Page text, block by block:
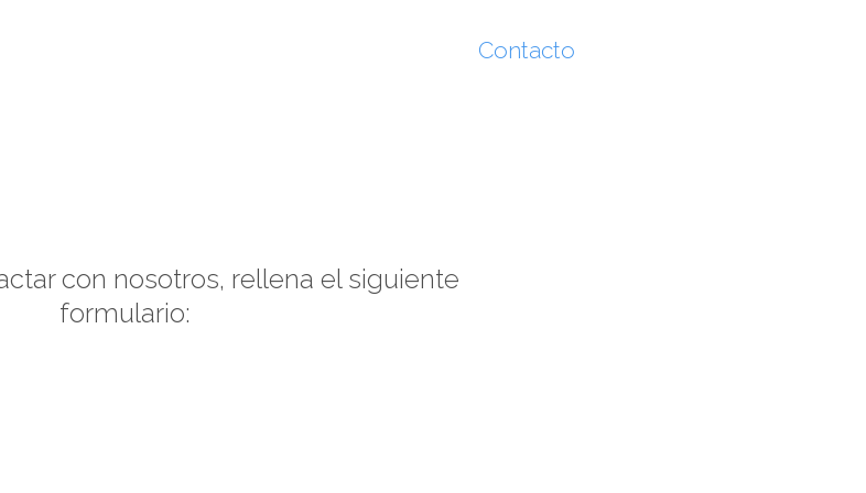
Contacto
con nosotros, rellena el siguiente
formulario: